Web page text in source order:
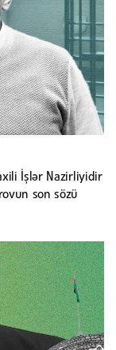
İşlər Nazirliyidir
son sözü